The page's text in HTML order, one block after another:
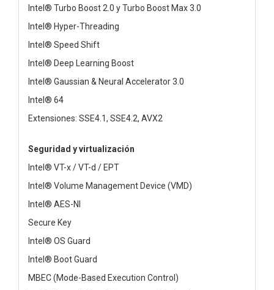
Intel® Turbo Boost 2.0 y Turbo Boost Max 3.0
Intel® Hyper-Threading
Intel® Speed Shift
Intel® Deep Learning Boost
Intel® Gaussian & Neural Accelerator 3.0
Intel® 64
Extensiones: SSE4.1, SSE4.2, AVX2
Seguridad y virtualización
Intel® VT-x / VT-d / EPT
Intel® Volume Management Device (VMD)
Intel® AES-NI
Secure Key
Intel® OS Guard
Intel® Boot Guard
MBEC (Mode-Based Execution Control)